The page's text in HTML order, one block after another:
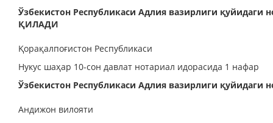
Ўзбекистон Республикаси Адлия вазирлиги
ҚИЛАДИ
Қорақалпоғистон Республикаси
Нукус шаҳар 10-сон давлат нотариал идорасида 1 нафар
Ўзбекистон Республикаси Адлия вазирлиги
Андижон вилояти